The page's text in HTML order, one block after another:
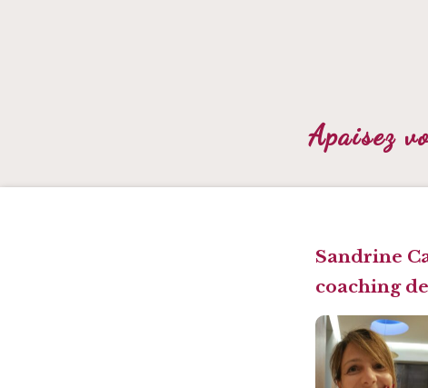
Apaisez
Sandrine
coaching